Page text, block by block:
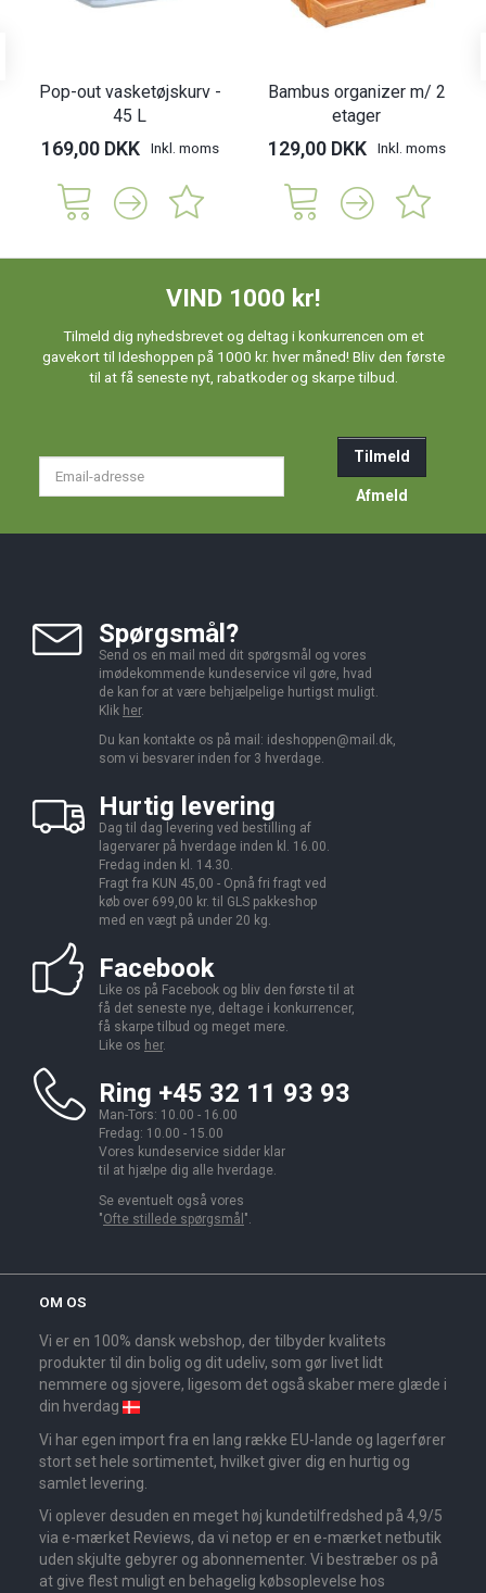
Pop-out vasketøjskurv -
45 L
169,00 DKK Inkl. moms
Bambus organizer m/ 2
etager
129,00 DKK Inkl. moms
VIND 1000 kr!
Tilmeld dig nyhedsbrevet og deltag i konkurrencen om et
gavekort til Ideshoppen på 1000 kr. hver måned! Bliv den første
til at få seneste nyt, rabatkoder og skarpe tilbud.
Tilmeld
Afmeld
Spørgsmål?
Send os en mail med dit spørgsmål og vores
imødekommende kundeservice vil gøre, hvad
de kan for at være behjælpelige hurtigst muligt.
Klik her.
Du kan kontakte os på mail: ideshoppen@mail.dk,
som vi besvarer inden for 3 hverdage.
Hurtig levering
Dag til dag levering ved bestilling af
lagervarer på hverdage inden kl. 16.00.
Fredag inden kl. 14.30.
Fragt fra KUN 45,00 - Opnå fri fragt ved
køb over 699,00 kr. til GLS pakkeshop
med en vægt på under 20 kg.
Facebook
Like os på Facebook og bliv den første til at
få det seneste nye, deltage i konkurrencer,
få skarpe tilbud og meget mere.
Like os her.
Ring +45 32 11 93 93
Man-Tors: 10.00 - 16.00
Fredag: 10.00 - 15.00
Vores kundeservice sidder klar
til at hjælpe dig alle hverdage.
Se eventuelt også vores
"Ofte stillede spørgsmål ".
OM OS
Vi er en 100% dansk webshop, der tilbyder kvalitets
produkter til din bolig og dit udeliv, som gør livet lidt
nemmere og sjovere, ligesom det også skaber mere glæde i
din hverdag
Vi har egen import fra en lang række EU-lande og lagerfører
stort set hele sortimentet, hvilket giver dig en hurtig og
samlet levering.
Vi oplever desuden en meget høj kundetilfredshed på 4,9/5
via e-mærket Reviews, da vi netop er en e-mærket netbutik
uden skjulte gebyrer og abonnementer. Vi bestræber os på
at give flest muligt en behagelig købsoplevelse hos